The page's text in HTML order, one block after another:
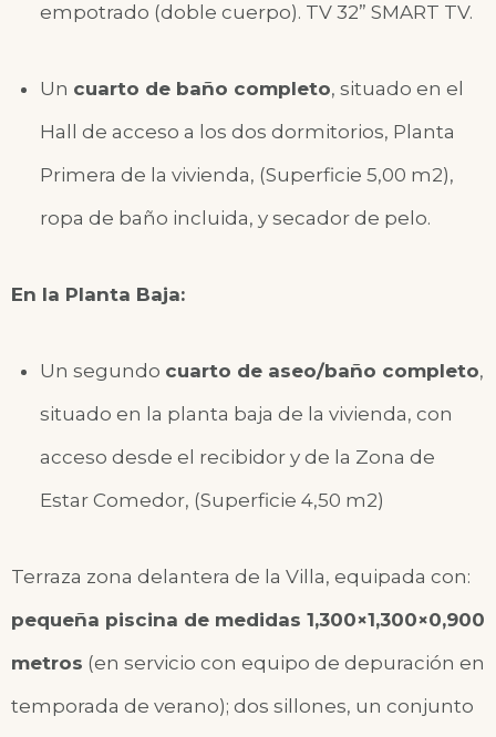
empotrado (doble cuerpo). TV 32” SMART TV.
Un cuarto de baño completo, situado en el
Hall de acceso a los dos dormitorios, Planta
Primera de la vivienda, (Superficie 5,00 m2),
ropa de baño incluida, y secador de pelo.
En la Planta Baja:
Un segundo cuarto de aseo/baño completo,
situado en la planta baja de la vivienda, con
acceso desde el recibidor y de la Zona de
Estar Comedor, (Superficie 4,50 m2)
Terraza zona delantera de la Villa, equipada con:
pequeña piscina de medidas 1,300×1,300×0,900
metros (en servicio con equipo de depuración en
temporada de verano); dos sillones, un conjunto